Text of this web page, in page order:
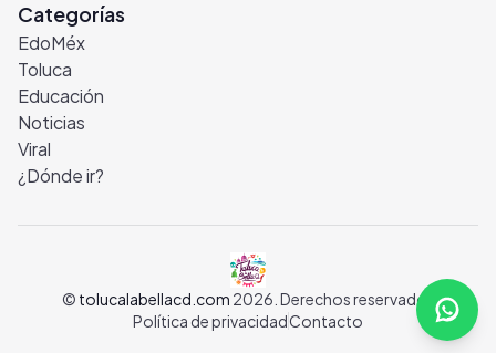
Categorías
EdoMéx
Toluca
Educación
Noticias
Viral
¿Dónde ir?
© tolucalabellacd.com 2026. Derechos reservados
Política de privacidadContacto Abrir